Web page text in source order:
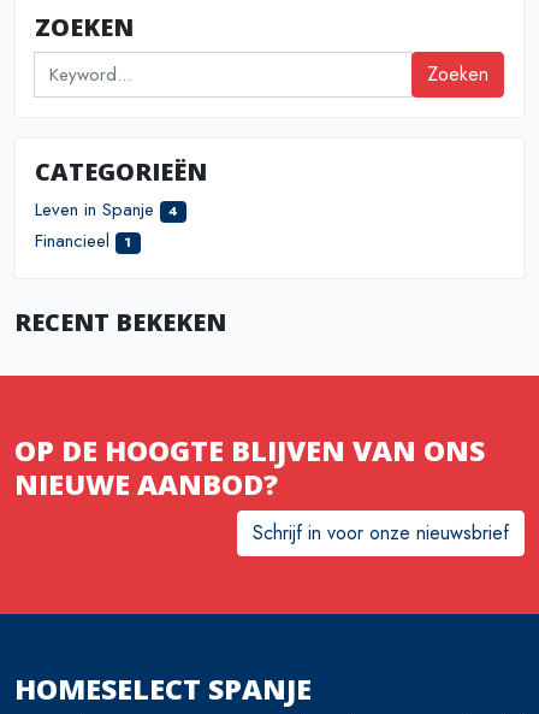
ZOEKEN
CATEGORIEËN
Leven in Spanje 4
Financieel 1
RECENT BEKEKEN
OP DE HOOGTE BLIJVEN VAN ONS
NIEUWE AANBOD?
Schrijf in voor onze nieuwsbrief
HOMESELECT SPANJE